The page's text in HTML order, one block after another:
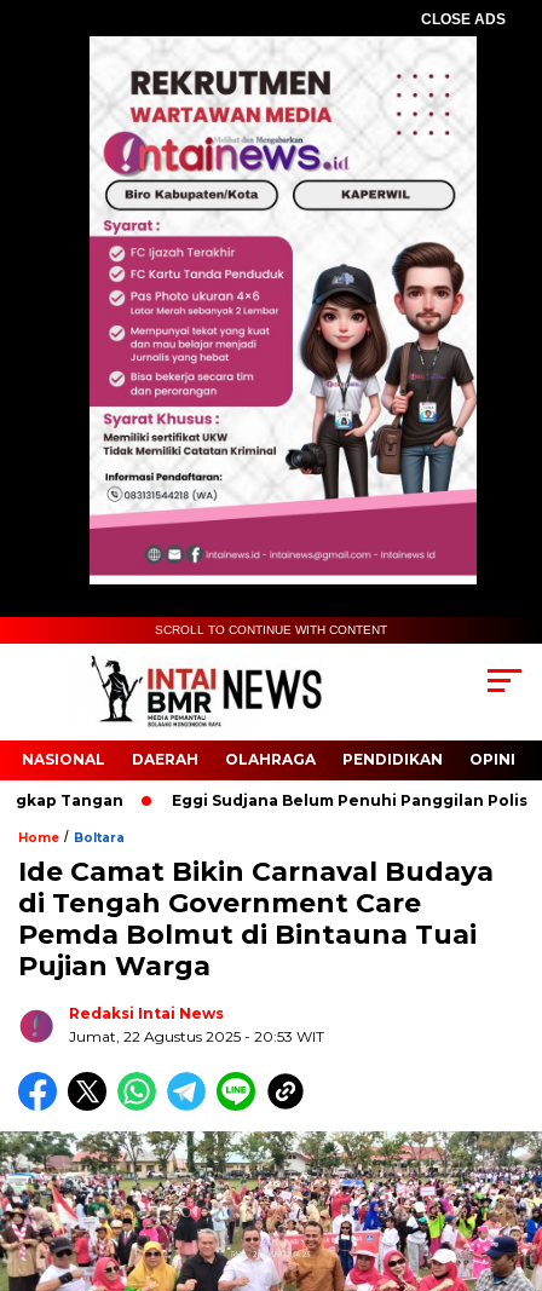
CLOSE ADS
SCROLL TO CONTINUE WITH CONTENT
NASIONAL DAERAH OLAHRAGA PENDIDIKAN OPINI
Tangan Eggi Sudjana Belum Penuhi Panggilan Polisi
Home / Boltara
Ide Camat Bikin Carnaval Budaya
di Tengah Government Care
Pemda Bolmut di Bintauna Tuai
Pujian Warga
Redaksi Intai News
Jumat, 22 Agustus 2025 - 20:53 WIT
Biru Kuning Geometris Modern Rekrutmen Staf
Kantor Poster Horizontal